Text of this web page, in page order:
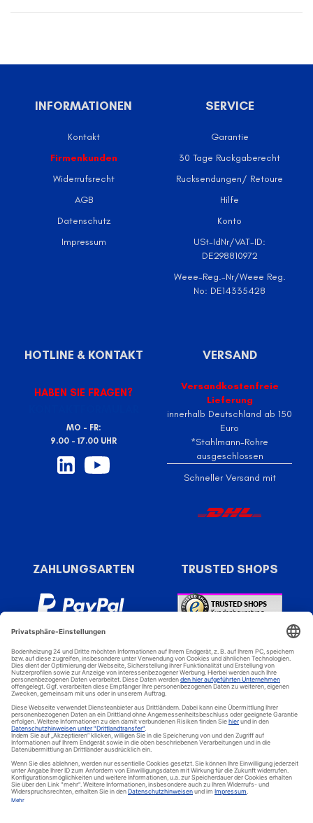
INFORMATIONEN
Kontakt
Firmenkunden
Widerrufsrecht
AGB
Datenschutz
Impressum
SERVICE
Garantie
30 Tage Ruckgaberecht
Rucksendungen/ Retoure
Hilfe
Konto
USt-IdNr/VAT-ID:
DE298810972
Weee-Reg.-Nr/Weee Reg.
No: DE14335428
HOTLINE & KONTAKT
HABEN SIE FRAGEN?
MO - FR:
9.00 - 17.00 UHR
VERSAND
Versandkostenfreie
Lieferung
innerhalb Deutschland ab 150
Euro
*Stahlmann-Rohre
ausgeschlossen
Schneller Versand mit
ZAHLUNGSARTEN TRUSTED SHOPS